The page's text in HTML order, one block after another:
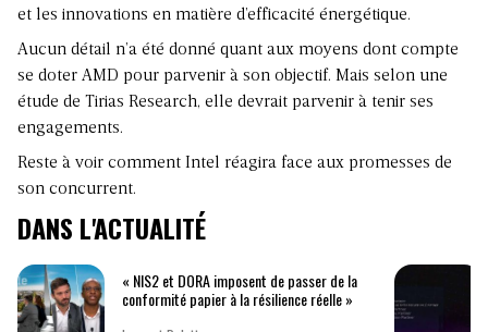
et les innovations en matière d’efficacité énergétique.
Aucun détail n’a été donné quant aux moyens dont compte
se doter AMD pour parvenir à son objectif. Mais selon une
étude de Tirias Research, elle devrait parvenir à tenir ses
engagements.
Reste à voir comment Intel réagira face aux promesses de
son concurrent.
DANS L'ACTUALITÉ
« NIS2 et DORA imposent de passer de la
conformité papier à la résilience réelle »